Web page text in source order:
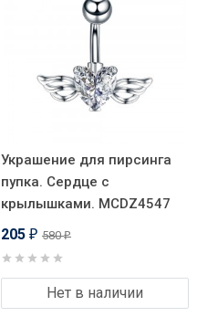
Украшение для пирсинга
пупка. Сердце с
крылышками. MCDZ4547
205 ₽ 580₽
Нет в наличии